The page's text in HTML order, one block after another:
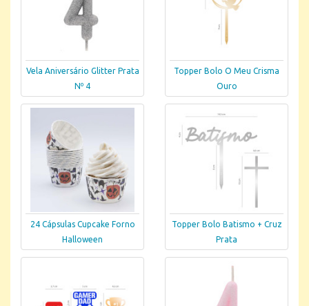
Vela Aniversário Glitter Prata
Nº 4
Topper Bolo O Meu Crisma
Ouro
24 Cápsulas Cupcake Forno
Halloween
Topper Bolo Batismo + Cruz
Prata